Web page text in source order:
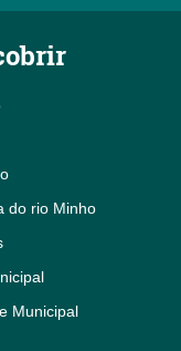
do rio Minho
Municipal